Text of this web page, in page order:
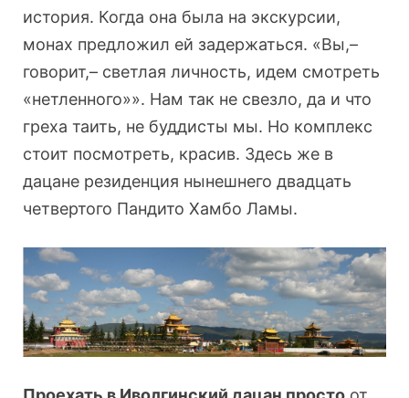
история. Когда она была на экскурсии,
монах предложил ей задержаться. «Вы,–
говорит,– светлая личность, идем смотреть
«нетленного»». Нам так не свезло, да и что
греха таить, не буддисты мы. Но комплекс
стоит посмотреть, красив. Здесь же в
дацане резиденция нынешнего двадцать
четвертого Пандито Хамбо Ламы.